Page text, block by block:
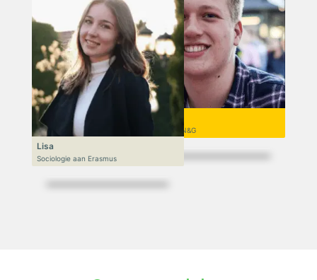
Niek
VWO 6, N&T/N&G
Lisa
Sociologie aan Erasmus